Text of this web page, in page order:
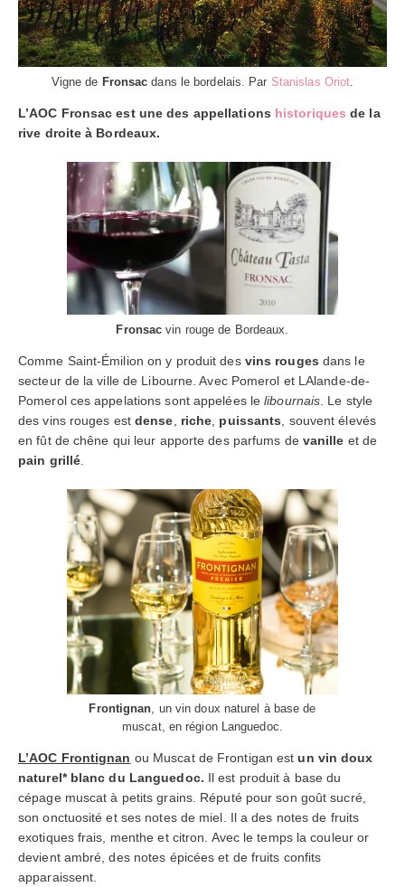
Vigne de Fronsac dans le bordelais. Par Stanislas Oriot.
L’AOC Fronsac est une des appellations historiques de la
rive droite à Bordeaux.
Fronsac vin rouge de Bordeaux.
Comme Saint-Émilion on y produit des vins rouges dans le
secteur de la ville de Libourne. Avec Pomerol et LAlande-de-
Pomerol ces appelations sont appelées lelibournais . Le style
des vins rouges est dense riche puissants , souvent élevés
en fût de chêne qui leur apporte des parfums de vanille et de
pain grillé
Frontignan, un vin doux naturel à base de
muscat, en région Languedoc.
L’AOC Frontignan ou Muscat de Frontigan estun vin doux
naturel* blanc du Languedoc. Il est produit à base du
cépage muscat à petits grains. Réputé pour son goût sucré,
son onctuosité et ses notes de miel. Il a des notes de fruits
exotiques frais, menthe et citron. Avec le temps la couleur or
devient ambré, des notes épicées et de fruits confits
apparaissent.